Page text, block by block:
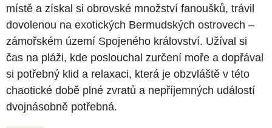
místě a získal si obrovské množství fanoušků, trávil
dovolenou na exotických Bermudských ostrovech –
zámořském území Spojeného království. Užíval si
čas na pláži, kde poslouchal zurčení moře a dopřával
si potřebný klid a relaxaci, která je obzvláště v této
chaotické době plné zvratů a nepříjemných událostí
dvojnásobně potřebná.